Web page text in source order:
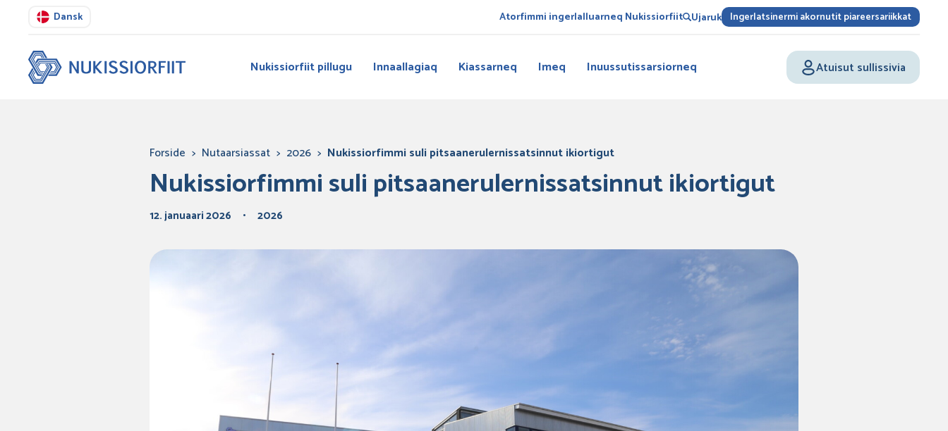
Dansk Atorfimmi ingerlalluarneq Nukissiorfiit Ujaruk Ingerlatsinermi akornutit piareersariikkat
Nukissiorfiit pillugu Innaallagiaq Kiassarneq Imeq Inuussutissarsiorneq Atuisut sullissivia
Forside > Nutaarsiassat > 2026 > Nukissiorfimmi suli pitsaanerulernissatsinnut ikiortigut
Nukissiorfimmi suli pitsaanerulernissatsinnut ikiortigut
12. januaari 2026 2026